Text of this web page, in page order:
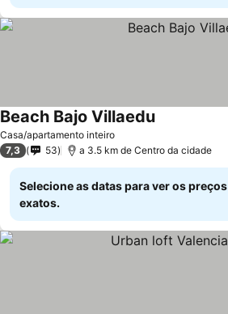
Casa/apartamento inteiro
Beach Bajo Villaedu
7,3 53 a 3.5 km de Centro da cidade
Selecione as datas para ver os preços
exatos.